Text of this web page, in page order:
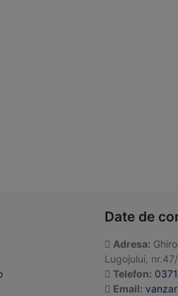
Date de
Adresa:
Lugojului,
Telefon:
Email: